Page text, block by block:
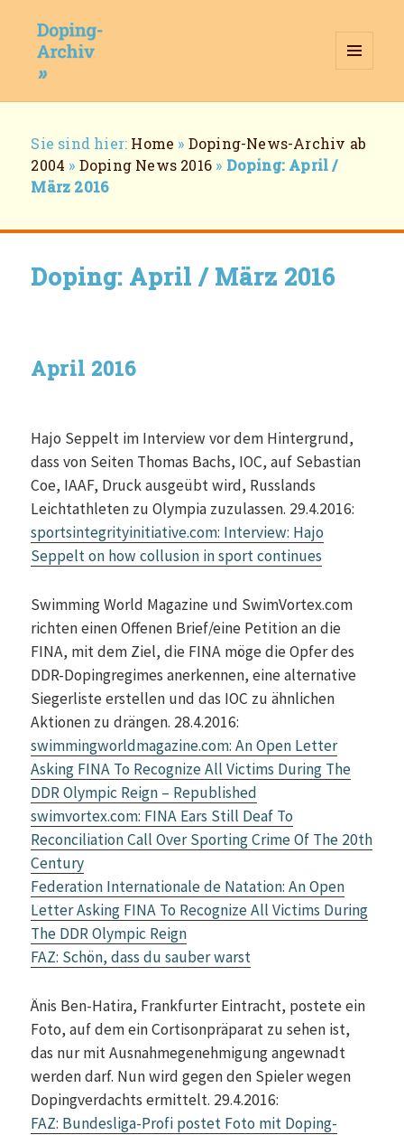
WIDGETS
Breadcrumb-
Navigation
Sie sind hier: Home » Doping-News-Archiv ab
2004 » Doping News 2016 » Doping: April /
März 2016
Doping: April / März 2016
April 2016
Hajo Seppelt im Interview vor dem Hintergrund,
dass von Seiten Thomas Bachs, IOC, auf Sebastian
Coe, IAAF, Druck ausgeübt wird, Russlands
Leichtathleten zu Olympia zuzulassen. 29.4.2016:
sportsintegrityinitiative.com: Interview: Hajo
Seppelt on how collusion in sport continues
Swimming World Magazine und SwimVortex.com
richten einen Offenen Brief/eine Petition an die
FINA, mit dem Ziel, die FINA möge die Opfer des
DDR-Dopingregimes anerkennen, eine alternative
Siegerliste erstellen und das IOC zu ähnlichen
Aktionen zu drängen. 28.4.2016:
swimmingworldmagazine.com: An Open Letter
Asking FINA To Recognize All Victims During The
DDR Olympic Reign – Republished
swimvortex.com: FINA Ears Still Deaf To
Reconciliation Call Over Sporting Crime Of The 20th
Century
Federation Internationale de Natation: An Open
Letter Asking FINA To Recognize All Victims During
The DDR Olympic Reign
FAZ: Schön, dass du sauber warst
Änis Ben-Hatira, Frankfurter Eintracht, postete ein
Foto, auf dem ein Cortisonpräparat zu sehen ist,
das nur mit Ausnahmegenehmigung angewnadt
werden darf. Nun wird gegen den Spieler wegen
Dopingverdachts ermittelt. 29.4.2016:
FAZ: Bundesliga-Profi postet Foto mit Doping-